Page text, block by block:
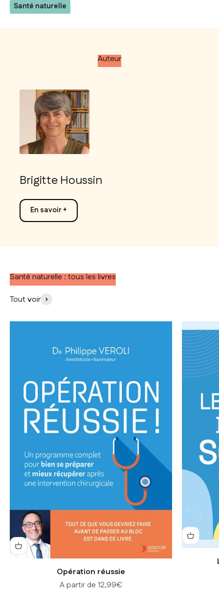
Santé naturelle
Auteur
Brigitte Houssin
En savoir +
Santé naturelle : tous les livres
Tout voir
Opération réussie
Prix de vente
A partir de 12,99€